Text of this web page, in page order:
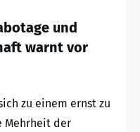
und
warnt vor
zu einem ernst zu
Mehrheit der